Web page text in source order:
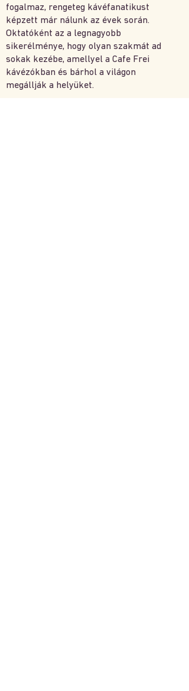
fogalmaz, rengeteg kávéfanatikust
képzett már nálunk az évek során.
Oktatóként az a legnagyobb
sikerélménye, hogy olyan szakmát ad
sokak kezébe, amellyel a Cafe Frei
kávézókban és bárhol a világon
megállják a helyüket.